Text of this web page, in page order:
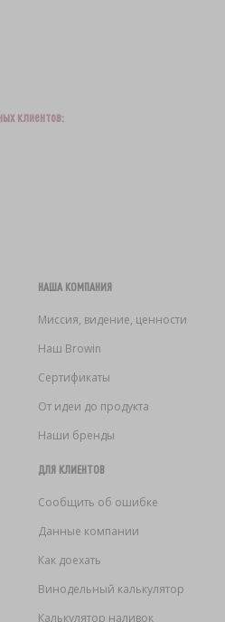
клиентов:
НАША КОМПАНИЯ
Миссия, видение, ценности
Наш Browin
Сертификаты
От идеи до продукта
Наши бренды
ДЛЯ КЛИЕНТОВ
Сообщить об ошибке
Данные компании
Как доехать
Винодельный калькулятор
Калькулятор наливок